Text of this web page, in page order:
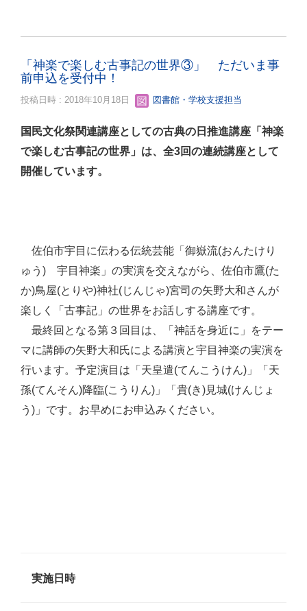
「神楽で楽しむ古事記の世界③」 ただいま事
前申込を受付中！
投稿日時 : 2018年10月18日 図書館・学校支援担当
国民文化祭関連講座としての古典の日推進講座「神楽
で楽しむ古事記の世界」は、全3回の連続講座として
開催しています。
佐伯市宇目に伝わる伝統芸能「御嶽流(おんたけり
ゅう) 宇目神楽」の実演を交えながら、佐伯市鷹(た
か)鳥屋(とりや)神社(じんじゃ)宮司の矢野大和さんが
楽しく「古事記」の世界をお話しする講座です。
最終回となる第３回目は、「神話を身近に」をテー
マに講師の矢野大和氏による講演と宇目神楽の実演を
行います。予定演目は「天皇遣(てんこうけん)」「天
孫(てんそん)降臨(こうりん)」「貴(き)見城(けんじょ
う)」です。お早めにお申込みください。
実施日時